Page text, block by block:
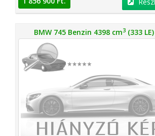
BMW 745 Benzin 4398 cm3(333